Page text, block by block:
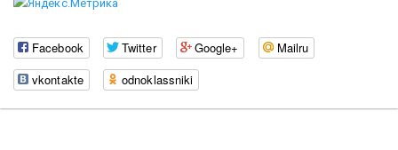
Facebook Twitter Google+
Mailru
vkontakte
odnoklassniki